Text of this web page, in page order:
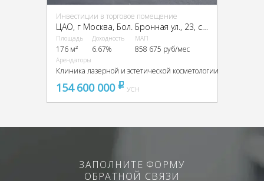
Инвестиции в торговое помещение
ЦАО, г Москва, Бол. Бронная ул., 23, стр. 2
Площадь
176 м²
Доходность
6.67%
МАП
858 675 руб/мес
Арендаторы
Клиника лазерной и эстетической косметологии
154 600 000 pуб
УСН
ЗАПОЛНИТЕ ФОРМУ
ОБРАТНОЙ СВЯЗИ